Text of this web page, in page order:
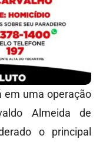
em uma operação
Almeida de
o principal